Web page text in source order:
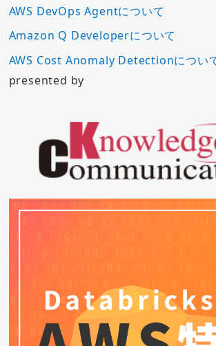
AWS DevOps Agentについて
Amazon Q Developerについて
AWS Cost Anomaly Detectionについ
presented by